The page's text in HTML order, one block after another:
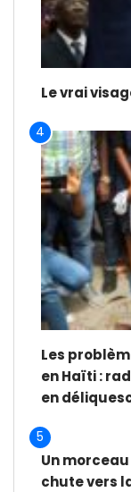
Le vrai
4
Les
en Haïti :
en
5
Un
chute vers